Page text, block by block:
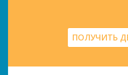
ПОЛУЧИТЬ